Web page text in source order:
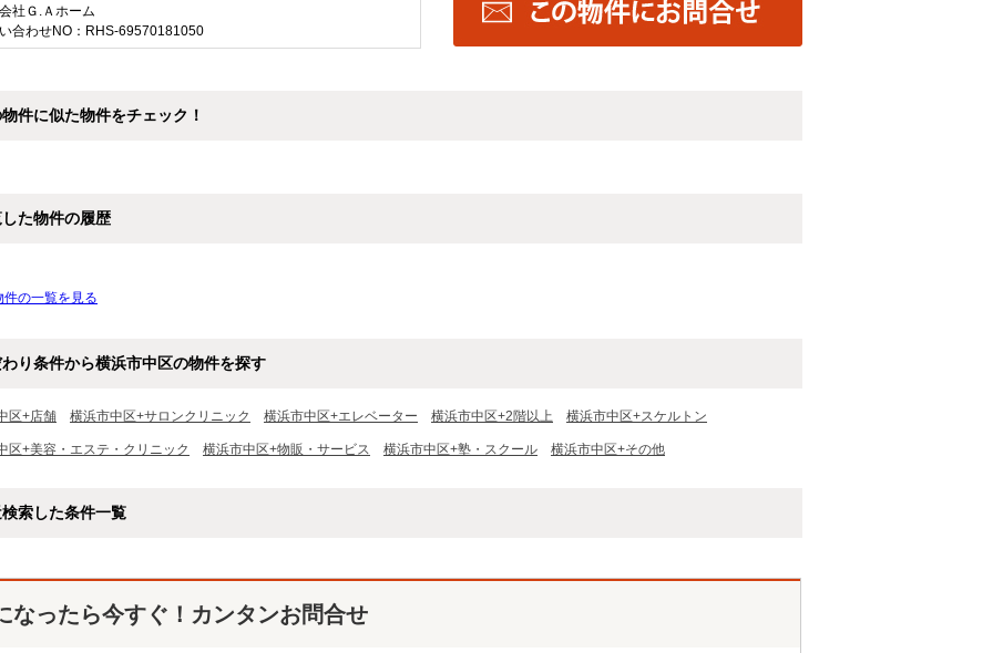
社Ｇ.Ａホーム
合わせNO：RHS-69570181050
件に似た物件をチェック！
した物件の履歴
件の一覧を見る
り条件から横浜市中区の物件を探す
区+店舗 横浜市中区+サロンクリニック 横浜市中区+エレベーター 横浜市中区+2階以上 横浜市中区+スケルトン
区+美容・エステ・クリニック 横浜市中区+物販・サービス 横浜市中区+塾・スクール 横浜市中区+その他
索した条件一覧
なったら今すぐ！カンタンお問合せ